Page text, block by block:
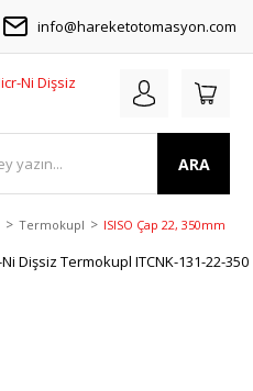
info@hareketotomasyon.com
ARA
Termokupl ISISO Çap 22, 350mm